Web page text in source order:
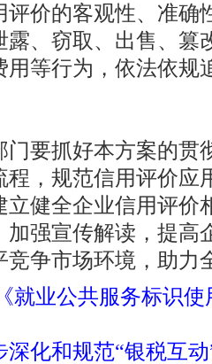
评价的客观性、准确
露、窃取、出售、篡
用等行为，依法依规
要抓好本方案的贯
程，规范信用评价应
立健全企业信用评价
加强宣传解读，提高
竞争市场环境，助力
就业公共服务标识
深化和规范“银税互